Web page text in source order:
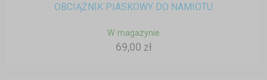
OBCIĄŻNIK PIASKOWY DO NAMIOTU
W magazynie
69,00 zł